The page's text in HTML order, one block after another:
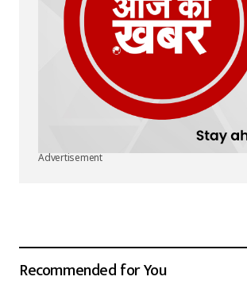
Advertisement
Recommended for You